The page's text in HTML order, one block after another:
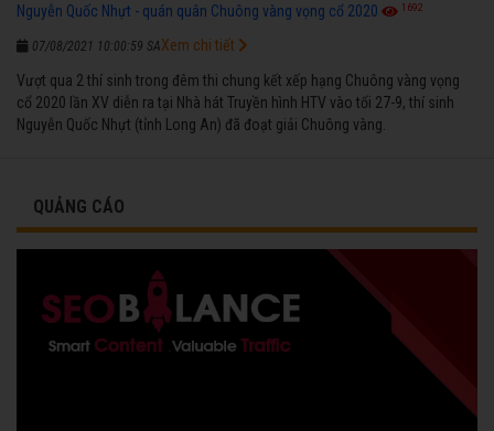
Nguyễn Quốc Nhựt - quán quân Chuông vàng vọng cổ 2020 1692
07/08/2021 10:00:59 SA
Vượt qua 2 thí sinh trong đêm thi chung kết xếp hạng Chuông vàng vọng
cổ 2020 lần XV diễn ra tại Nhà hát Truyền hình HTV vào tối 27-9, thí sinh
Nguyễn Quốc Nhựt (tỉnh Long An) đã đoạt giải Chuông vàng.
Xem chi tiết
QUẢNG CÁO